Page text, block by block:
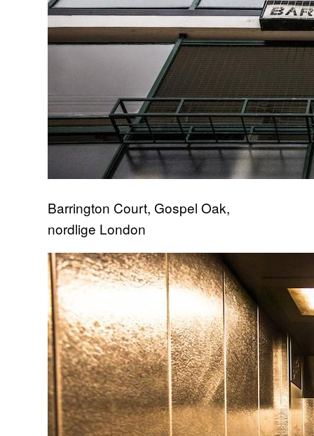
Barrington Court, Gospel Oak,
nordlige London